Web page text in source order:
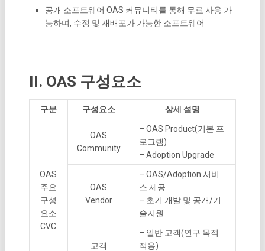
공개 소프트웨어 OAS 커뮤니티를 통해 무료 사용 가
능하며, 수정 및 재배포가 가능한 소프트웨어
II. OAS 구성요소
구분 구성요소 상세 설명
OAS
주요
구성
요소
CVC
OAS
Community
– OAS Product(기본 프
로그램)
– Adoption Upgrade
OAS
Vendor
– OAS/Adoption 서비
스 제공
– 초기 개발 및 공개/기
술지원
고객
– 일반 고객(연구 목적
적용)